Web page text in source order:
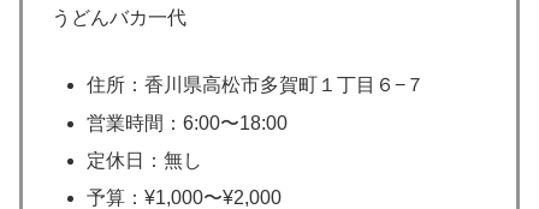
うどんバカ一代
住所：香川県高松市多賀町１丁目６−７
営業時間：6:00〜18:00
定休日：無し
予算：¥1,000〜¥2,000